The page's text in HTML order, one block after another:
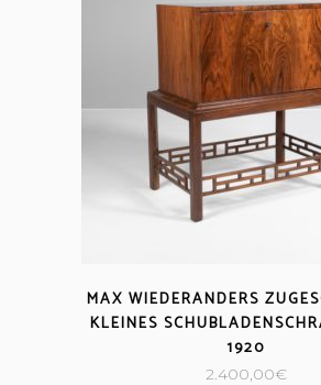
MAX WIEDERANDERS
KLEINES
1920
2.400,00€